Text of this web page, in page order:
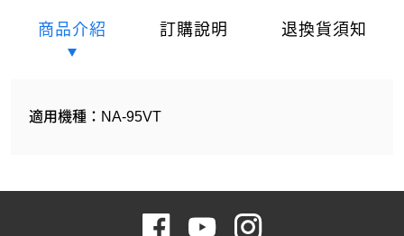
商品介紹 訂購說明 退換貨須知
適用機種：NA-95VT